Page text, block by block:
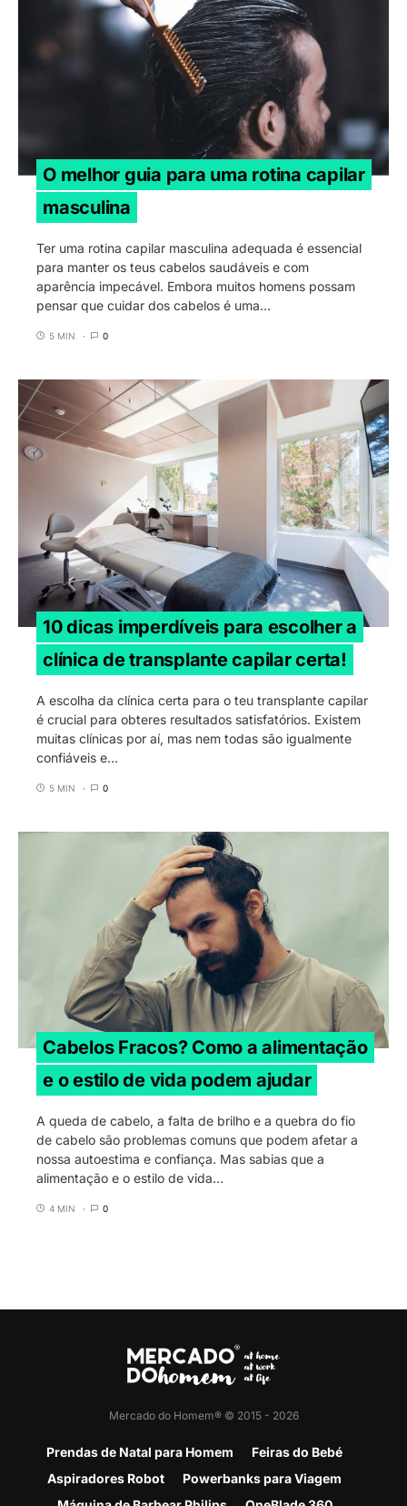
O melhor guia para uma rotina capilar
masculina
Ter uma rotina capilar masculina adequada é essencial
para manter os teus cabelos saudáveis e com
aparência impecável. Embora muitos homens possam
pensar que cuidar dos cabelos é uma…
5 MIN 0
10 dicas imperdíveis para escolher a
clínica de transplante capilar certa!
A escolha da clínica certa para o teu transplante capilar
é crucial para obteres resultados satisfatórios. Existem
muitas clínicas por aí, mas nem todas são igualmente
confiáveis e…
5 MIN 0
Cabelos Fracos? Como a alimentação
e o estilo de vida podem ajudar
A queda de cabelo, a falta de brilho e a quebra do fio
de cabelo são problemas comuns que podem afetar a
nossa autoestima e confiança. Mas sabias que a
alimentação e o estilo de vida…
4 MIN 0
Mercado do Homem® © 2015 - 2026
Prendas de Natal para Homem
Feiras do Bebé
Aspiradores Robot
Powerbanks para Viagem